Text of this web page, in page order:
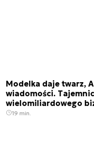
Modelka daje twarz,
wiadomości.
wielomiliardowego
19 min.